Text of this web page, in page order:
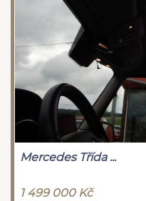
Mercedes Třída ...
1 499 000 Kč